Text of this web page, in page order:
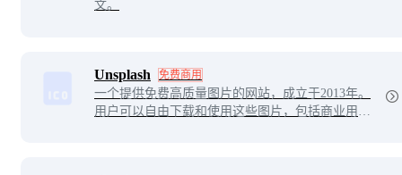
文。
Unsplash 免费商用
一个提供免费高质量图片的网站，成立于2013年。
用户可以自由下载和使用这些图片，包括商业用